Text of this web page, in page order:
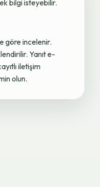
bilgi isteyebilir.
göre incelenir.
Yanıt e-
iletişim
olun.